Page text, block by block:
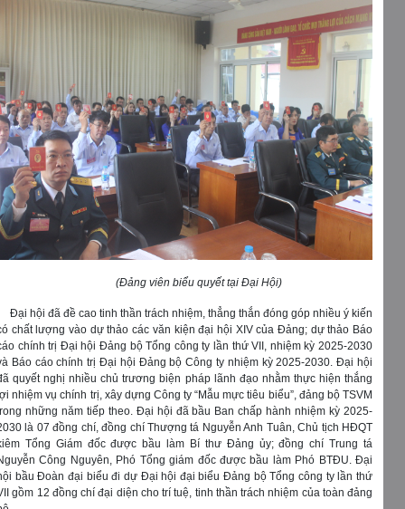
(Đảng viên biểu quyết tại Đại Hội)
hội đã đề cao tinh thần trách nhiệm, thẳng thắn đóng góp nhiều ý kiến
chất lượng vào dự thảo các văn kiện đại hội XIV của Đảng; dự thảo Báo
chính trị Đại hội Đảng bộ Tổng công ty lần thứ VII, nhiệm kỳ 2025-2030
Báo cáo chính trị Đại hội Đảng bộ Công ty nhiệm kỳ 2025-2030. Đại hội
quyết nghị nhiều chủ trương biện pháp lãnh đạo nhằm thực hiện thắng
nhiệm vụ chính trị, xây dựng Công ty “Mẫu mực tiêu biểu”, đảng bộ TSVM
những năm tiếp theo. Đại hội đã bầu Ban chấp hành nhiệm kỳ 2025-
là 07 đồng chí, đồng chí Thượng tá Nguyễn Anh Tuân, Chủ tịch HĐQT
Tổng Giám đốc được bầu làm Bí thư Đảng ủy; đồng chí Trung tá
Công Nguyên, Phó Tổng giám đốc được bầu làm Phó BTĐU. Đại
bầu Đoàn đại biểu đi dự Đại hội đại biểu Đảng bộ Tổng công ty lần thứ
gồm 12 đồng chí đại diện cho trí tuệ, tinh thần trách nhiệm của toàn đảng